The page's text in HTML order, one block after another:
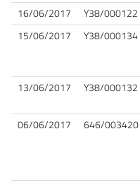
16/06/2017
Y38/000122
15/06/2017
Y38/000134
13/06/2017 Y38/000132
06/06/2017 646/003420